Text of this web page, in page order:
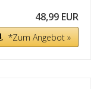
48,99 EUR
*Zum Angebot »